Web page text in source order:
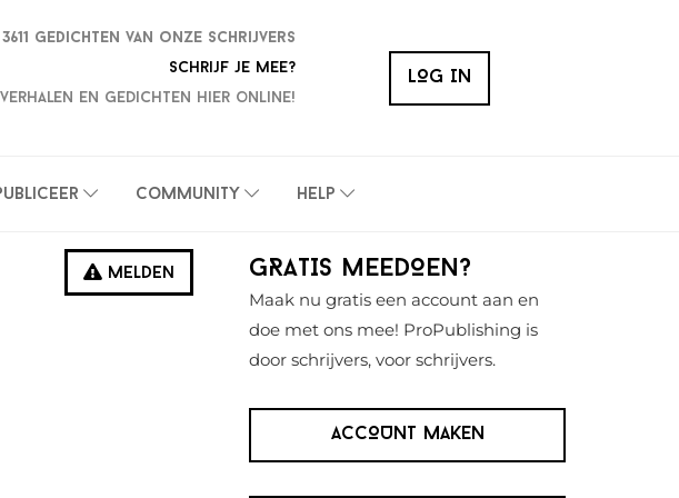
3611 gedichten van onze schrijvers
Schrijf je mee?
en gedichten hier online!
LOG IN
Community Help
Melden
Primaire
Sidebar
GRATIS MEEDOEN?
Maak nu gratis een account aan en
doe met ons mee! ProPublishing is
door schrijvers, voor schrijvers.
ACCOUNT MAKEN